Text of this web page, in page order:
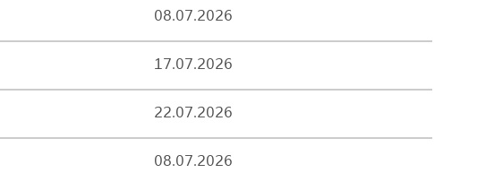
08.07.2026
17.07.2026
22.07.2026
08.07.2026